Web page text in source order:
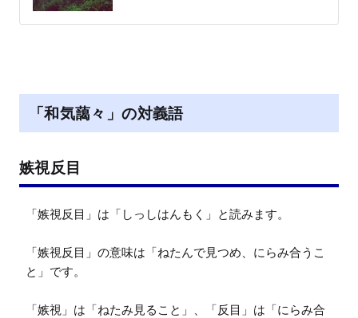
「和気藹々」の対義語
嫉視反目
「嫉視反目」は「しっしはんもく」と読みます。
「嫉視反目」の意味は「ねたんで見つめ、にらみ合うこ
と」です。
「嫉視」は「ねたみ見ること」、「反目」は「にらみ合